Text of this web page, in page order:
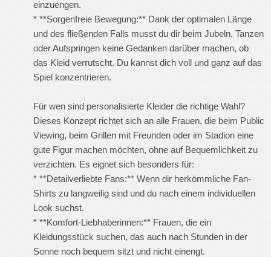
einzuengen.
* **Sorgenfreie Bewegung:** Dank der optimalen Länge
und des fließenden Falls musst du dir beim Jubeln, Tanzen
oder Aufspringen keine Gedanken darüber machen, ob
das Kleid verrutscht. Du kannst dich voll und ganz auf das
Spiel konzentrieren.
Für wen sind personalisierte Kleider die richtige Wahl?
Dieses Konzept richtet sich an alle Frauen, die beim Public
Viewing, beim Grillen mit Freunden oder im Stadion eine
gute Figur machen möchten, ohne auf Bequemlichkeit zu
verzichten. Es eignet sich besonders für:
* **Detailverliebte Fans:** Wenn dir herkömmliche Fan-
Shirts zu langweilig sind und du nach einem individuellen
Look suchst.
* **Komfort-Liebhaberinnen:** Frauen, die ein
Kleidungsstück suchen, das auch nach Stunden in der
Sonne noch bequem sitzt und nicht einengt.